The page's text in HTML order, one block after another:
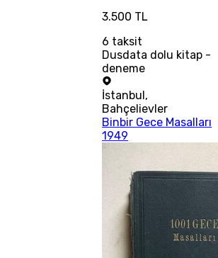
3.500 TL
6 taksit
Dusdata dolu kitap -
deneme
İstanbul ,
Bahçelievler
Binbir Gece Masalları
1949